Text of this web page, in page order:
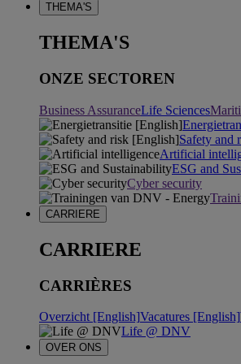
THEMA'S
THEMA'S
ONZE SECTOREN
Business AssuranceLife Sciences
Safety and
Artificial
ESG and
Cyber security
CARRIERE
CARRIERE
CARRIÈRES
Overzicht [English]Vacatures [English]
Life @ DNV
OVER ONS